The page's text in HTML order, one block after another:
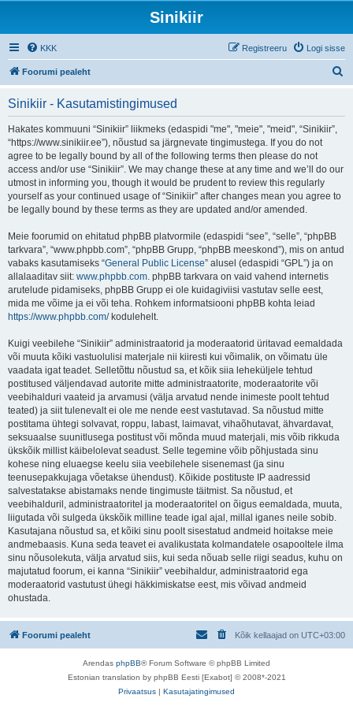
Sinikiir
KKK Logi sisse
Registreeru
Foorumi pealeht
Sinikiir - Kasutamistingimused
Hakates kommuuni “Sinikiir” liikmeks (edaspidi "me", "meie", "meid", “Sinikiir”,
“https://www.sinikiir.ee”), nõustud sa järgnevate tingimustega. If you do not
agree to be legally bound by all of the following terms then please do not
access and/or use “Sinikiir”. We may change these at any time and we’ll do our
utmost in informing you, though it would be prudent to review this regularly
yourself as your continued usage of “Sinikiir” after changes mean you agree to
be legally bound by these terms as they are updated and/or amended.
Meie foorumid on ehitatud phpBB platvormile (edaspidi “see”, “selle”, “phpBB
tarkvara”, “www.phpbb.com”, “phpBB Grupp, “phpBB meeskond”), mis on antud
vabaks kasutamiseks “General Public License” alusel (edaspidi “GPL”) ja on
allalaaditav siit: www.phpbb.com. phpBB tarkvara on vaid vahend internetis
arutelude pidamiseks, phpBB Grupp ei ole kuidagiviisi vastutav selle eest,
mida me võime ja ei või teha. Rohkem informatsiooni phpBB kohta leiad
https://www.phpbb.com/kodulehelt.
Kuigi veebilehe “Sinikiir” administraatorid ja moderaatorid üritavad eemaldada
või muuta kõiki vastuolulisi materjale nii kiiresti kui võimalik, on võimatu üle
vaadata igat teadet. Selletõttu nõustud sa, et kõik siia leheküljele tehtud
postitused väljendavad autorite mitte administraatorite, moderaatorite või
veebihalduri vaateid ja arvamusi (välja arvatud nende inimeste poolt tehtud
teated) ja siit tulenevalt ei ole me nende eest vastutavad. Sa nõustud mitte
postitama ühtegi solvavat, roppu, labast, laimavat, vihaõhutavat, ähvardavat,
seksuaalse suunitlusega postitust või mõnda muud materjali, mis võib rikkuda
ükskõik millist käibelolevat seadust. Selle tegemine võib põhjustada sinu
kohese ning eluaegse keelu siia veebilehele sisenemast (ja sinu
teenusepakkujaga võetakse ühendust). Kõikide postituste IP aadressid
salvestatakse abistamaks nende tingimuste täitmist. Sa nõustud, et
veebihalduril, administraatoritel ja moderaatoritel on õigus eemaldada, muuta,
liigutada või sulgeda ükskõik milline teade igal ajal, millal iganes neile sobib.
Kasutajana nõustud sa, et kõiki sinu poolt sisestatud andmeid hoitakse meie
andmebaasis. Kuna seda teavet ei avalikustata kolmandatele osapooltele ilma
sinu nõusolekuta, välja arvatud siis, kui seda nõuab selle riigi seadus, kuhu on
majutatud foorum, ei kanna “Sinikiir” veebihaldur, administraatorid ega
moderaatorid vastutust ühegi häkkimiskatse eest, mis võivad andmeid
ohustada.
Foorumi pealeht Kõik kellaajad on UTC+03:00
Arendas phpBB® Forum Software © phpBB Limited
Estonian translation by phpBB Eesti [Exabot] © 2008*-2021
Privaatsus | Kasutajatingimused